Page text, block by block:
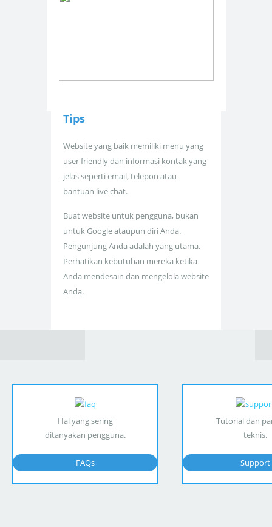
Tips
Website yang baik memiliki menu yang
user friendly dan informasi kontak yang
jelas seperti email, telepon atau
bantuan live chat.
Buat website untuk pengguna, bukan
untuk Google ataupun diri Anda.
Pengunjung Anda adalah yang utama.
Perhatikan kebutuhan mereka ketika
Anda mendesain dan mengelola website
Anda.
Hal yang sering
ditanyakan pengguna.
FAQs
Tutorial dan
teknis.
Support